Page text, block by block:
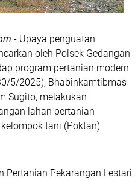
- Upaya penguatan
oleh Polsek Gedangan
program pertanian modern
5/2025), Bhabinkamtibmas
Sugito, melakukan
lahan pertanian
tani (Poktan)
Pertanian Pekarangan Lestari